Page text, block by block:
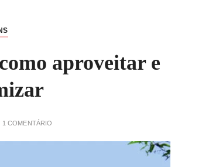
aproveitar e
1 COMENTÁRIO